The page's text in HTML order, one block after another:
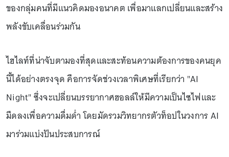
ของกลุ่มคนที่มีแนวคิดมองอนาคต เพื่อมาแลกเปลี่ยนและสร้าง
พลังขับเคลื่อนร่วมกัน
ไฮไลท์ที่น่าจับตามองที่สุดและสะท้อนความต้องการของคนยุค
นี้ได้อย่างตรงจุด คือการจัดช่วงเวลาพิเศษที่เรียกว่า "AI
Night" ซึ่งจะเปลี่ยนบรรยากาศฮอลล์ให้มีความเป็นไซไฟและ
มืดลงเพื่อความดื่มด่ำ โดยมัดรวมวิทยากรตัวท็อปในวงการ AI
มาร่วมแบ่งปันประสบการณ์